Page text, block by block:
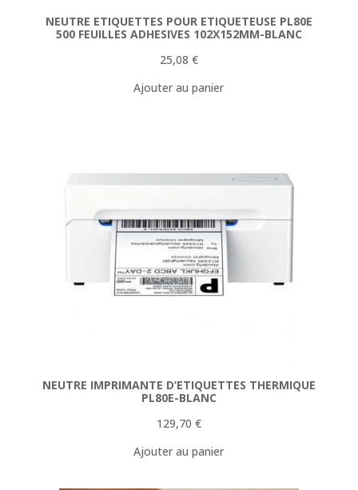
NEUTRE ETIQUETTES POUR ETIQUETEUSE PL80E
500 FEUILLES ADHESIVES 102X152MM-BLANC
25,08 €
Ajouter au panier
NEUTRE IMPRIMANTE D’ETIQUETTES THERMIQUE
PL80E-BLANC
129,70 €
Ajouter au panier